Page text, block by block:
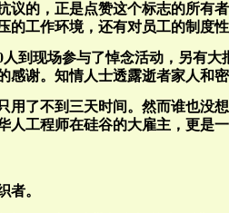
议的，正是点赞这个标志的所有
的工作环境，还有对员工的制度
到现场参与了悼念活动，另有
感谢。知情人士透露逝者家人和
用了不到三天时间。然而谁也没
工程师在硅谷的大雇主，更是
者。